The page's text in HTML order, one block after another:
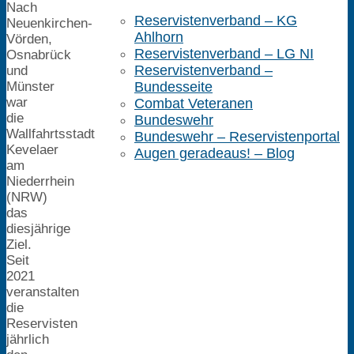
Nach
Neuenkirchen-
Vörden,
Osnabrück
und
Münster
war
die
Wallfahrtsstadt
Kevelaer
am
Niederrhein
(NRW)
das
diesjährige
Ziel.
Seit
2021
veranstalten
die
Reservisten
jährlich
Reservistenverband – KG
Ahlhorn
Reservistenverband – LG NI
Reservistenverband –
Bundesseite
Combat Veteranen
Bundeswehr
Bundeswehr – Reservistenportal
Augen geradeaus! – Blog